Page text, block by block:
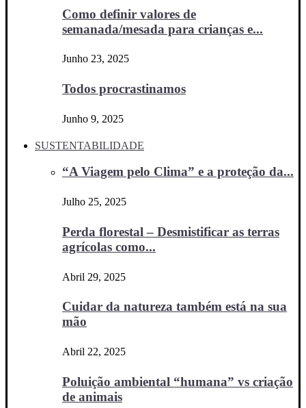
Como definir valores de
semanada/mesada para crianças e...
Junho 23, 2025
Todos procrastinamos
Junho 9, 2025
SUSTENTABILIDADE
“A Viagem pelo Clima” e a proteção da...
Julho 25, 2025
Perda florestal – Desmistificar as terras
agrícolas como...
Abril 29, 2025
Cuidar da natureza também está na sua
mão
Abril 22, 2025
Poluição ambiental “humana” vs criação
de animais